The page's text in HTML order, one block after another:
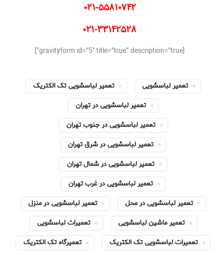
۰۲۱-۵۵۸۱۰۷۴۲
۰۲۱-۳۳۱۴۲۵۲۸
[gravityform id=”5″ title=”true” description=”true”]
تعمیر لباسشویی
تعمیر لباسشویی تک الکتریک
تعمیر لباسشویی در تهران
تعمیر لباسشویی در جنوب تهران
تعمیر لباسشویی در شرق تهران
تعمیر لباسشویی در شمال تهران
تعمیر لباسشویی در غرب تهران
تعمیر لباسشویی در محل
تعمیر لباسشویی در منزل
تعمیر ماشین لباسشویی
تعمیرات لباسشویی
تعمیرات لباسشویی تک الکتریک
تعمیرگاه تک الکتریک